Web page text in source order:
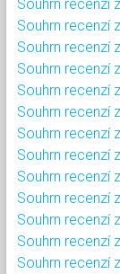
Souhrn recenzí
Souhrn recenzí
Souhrn recenzí
Souhrn recenzí
Souhrn recenzí
Souhrn recenzí
Souhrn recenzí
Souhrn recenzí
Souhrn recenzí
Souhrn recenzí
Souhrn recenzí
Souhrn recenzí
Souhrn recenzí